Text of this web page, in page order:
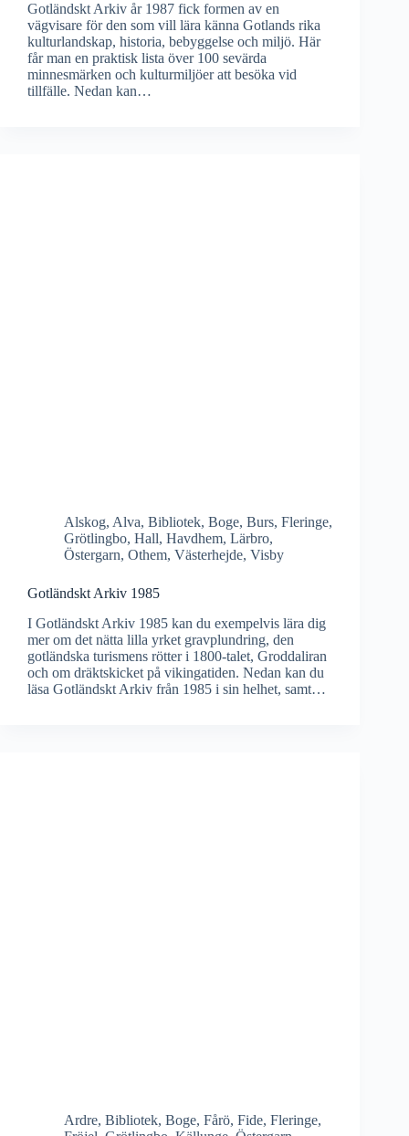
Gotländskt Arkiv år 1987 fick formen av en
vägvisare för den som vill lära känna Gotlands rika
kulturlandskap, historia, bebyggelse och miljö. Här
får man en praktisk lista över 100 sevärda
minnesmärken och kulturmiljöer att besöka vid
tillfälle. Nedan kan…
Alskog, Alva, Bibliotek, Boge, Burs, Fleringe,
Grötlingbo, Hall, Havdhem, Lärbro,
Östergarn, Othem, Västerhejde, Visby
Gotländskt Arkiv 1985
I Gotländskt Arkiv 1985 kan du exempelvis lära dig
mer om det nätta lilla yrket gravplundring, den
gotländska turismens rötter i 1800-talet, Groddaliran
och om dräktskicket på vikingatiden. Nedan kan du
läsa Gotländskt Arkiv från 1985 i sin helhet, samt…
Ardre, Bibliotek, Boge, Fårö, Fide, Fleringe,